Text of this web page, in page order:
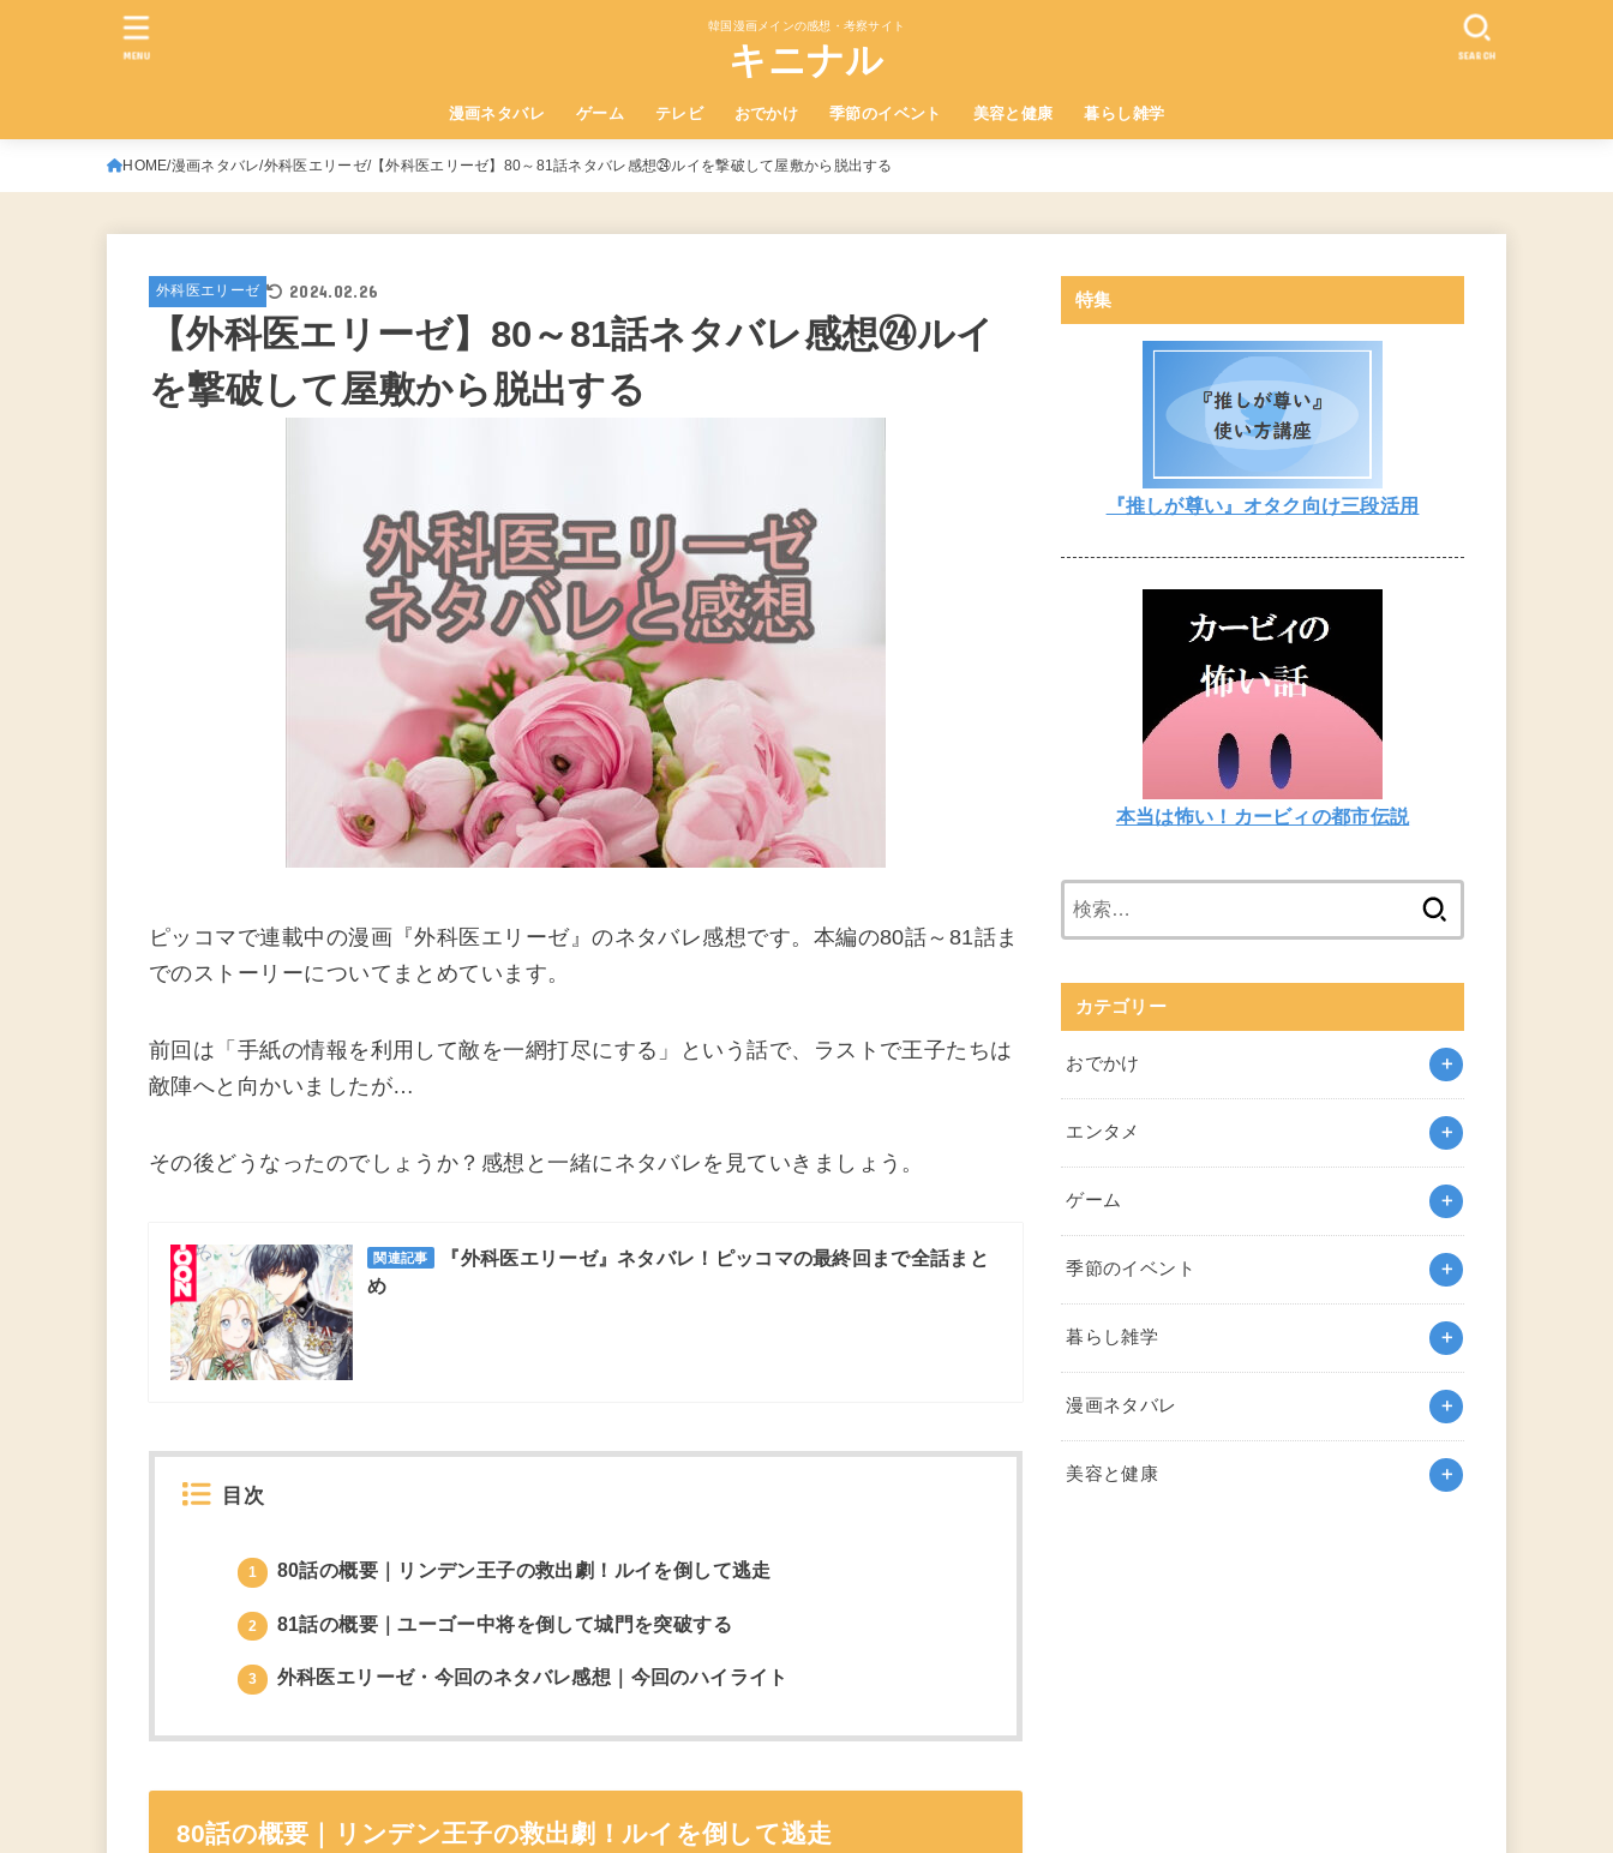
韓国漫画メインの感想・考察サイト
キニナル
漫画ネタバレ ゲーム テレビ おでかけ 季節のイベント 美容と健康 暮らし雑学
SEARCH
MENU
HOME 漫画ネタバレ 外科医エリーゼ 【外科医エリーゼ】80～81話ネタバレ感想㉔ルイを撃破して屋敷から脱出する
外科医エリーゼ 2024.02.26
【外科医エリーゼ】80～81話ネタバレ感想㉔ルイ
を撃破して屋敷から脱出する
ピッコマで連載中の漫画『外科医エリーゼ』のネタバレ感想です。本編の80話～81話ま
でのストーリーについてまとめています。
前回は「手紙の情報を利用して敵を一網打尽にする」という話で、ラストで王子たちは
敵陣へと向かいましたが…
その後どうなったのでしょうか？ 感想と一緒にネタバレを見ていきましょう。
関連記事
『外科医エリーゼ』ネタバレ！ピッコマの最終回まで全話まと
め
目次
1 80話の概要｜リンデン王子の救出劇！ルイを倒して逃走
2 81話の概要｜ユーゴー中将を倒して城門を突破する
3 外科医エリーゼ・今回のネタバレ感想｜今回のハイライト
80話の概要｜リンデン王子の救出劇！ルイを倒して逃走
特集
『推しが尊い』オタク向け三段活用
本当は怖い！カービィの都市伝説
カテゴリー
おでかけ
エンタメ
ゲーム
季節のイベント
暮らし雑学
漫画ネタバレ
美容と健康